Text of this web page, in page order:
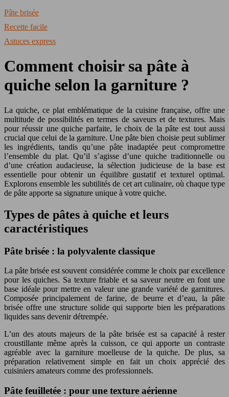
Pâte brisée
Recette facile
Astuces express
Comment choisir sa pâte à
quiche selon la garniture ?
La quiche, ce plat emblématique de la cuisine française, offre une
multitude de possibilités en termes de saveurs et de textures. Mais
pour réussir une quiche parfaite, le choix de la pâte est tout aussi
crucial que celui de la garniture. Une pâte bien choisie peut sublimer
les ingrédients, tandis qu’une pâte inadaptée peut compromettre
l’ensemble du plat. Qu’il s’agisse d’une quiche traditionnelle ou
d’une création audacieuse, la sélection judicieuse de la base est
essentielle pour obtenir un équilibre gustatif et texturel optimal.
Explorons ensemble les subtilités de cet art culinaire, où chaque type
de pâte apporte sa signature unique à votre quiche.
Types de pâtes à quiche et leurs
caractéristiques
Pâte brisée : la polyvalente classique
La pâte brisée est souvent considérée comme le choix par excellence
pour les quiches. Sa texture friable et sa saveur neutre en font une
base idéale pour mettre en valeur une grande variété de garnitures.
Composée principalement de farine, de beurre et d’eau, la pâte
brisée offre une structure solide qui supporte bien les préparations
liquides sans devenir détrempée.
L’un des atouts majeurs de la pâte brisée est sa capacité à rester
croustillante même après la cuisson, ce qui apporte un contraste
agréable avec la garniture moelleuse de la quiche. De plus, sa
préparation relativement simple en fait un choix apprécié des
cuisiniers amateurs comme des professionnels.
Pâte feuilletée : pour une texture aérienne